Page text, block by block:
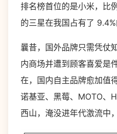
排名榜首位的是小米，比
的三星在我国占有了 9.4%
曩昔，国外品牌只需凭仗
内商场并遭到顾客喜爱是
在，国内自主品牌愈加值
诺基亚、黑莓、MOTO、
西山，淹没进年代激流中